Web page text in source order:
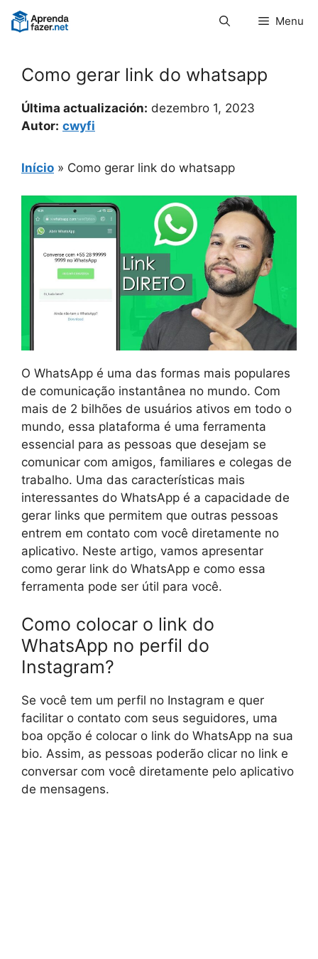
Pular
para
Menu
Como gerar link do whatsapp
Última actualización: dezembro 1, 2023
Autor: cwyfi
Início » Como gerar link do whatsapp
O WhatsApp é uma das formas mais populares
de comunicação instantânea no mundo. Com
mais de 2 bilhões de usuários ativos em todo o
mundo, essa plataforma é uma ferramenta
essencial para as pessoas que desejam se
comunicar com amigos, familiares e colegas de
trabalho. Uma das características mais
interessantes do WhatsApp é a capacidade de
gerar links que permitem que outras pessoas
entrem em contato com você diretamente no
aplicativo. Neste artigo, vamos apresentar
como gerar link do WhatsApp e como essa
ferramenta pode ser útil para você.
Como colocar o link do
WhatsApp no perfil do
Instagram?
Se você tem um perfil no Instagram e quer
facilitar o contato com seus seguidores, uma
boa opção é colocar o link do WhatsApp na sua
bio. Assim, as pessoas poderão clicar no link e
conversar com você diretamente pelo aplicativo
de mensagens.